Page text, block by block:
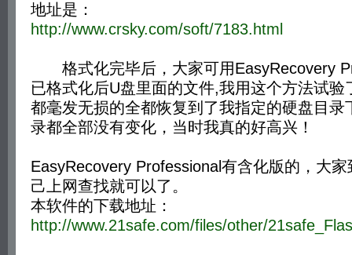
地址是：
http://www.crsky.com/soft/7183.html
格式化完毕后，大家可用EasyRecovery
已格式化后U盘里面的文件,我用这个方法试验
都毫发无损的全都恢复到了我指定的硬盘目录
录都全部没有变化，当时我真的好高兴！
EasyRecovery Professional有含化版的，大
己上网查找就可以了。
本软件的下载地址：
http://www.21safe.com/files/other/